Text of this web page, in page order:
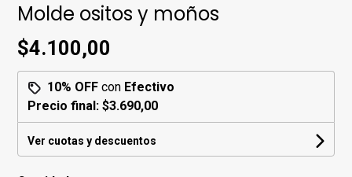
Molde ositos y moños
$4.100,00
10% OFF con Efectivo
Precio final:$3.690,00
Ver cuotas y descuentos